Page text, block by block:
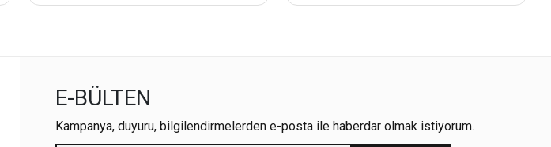
E-BÜLTEN
Kampanya, duyuru, bilgilendirmelerden e-posta ile haberdar olmak istiyorum.